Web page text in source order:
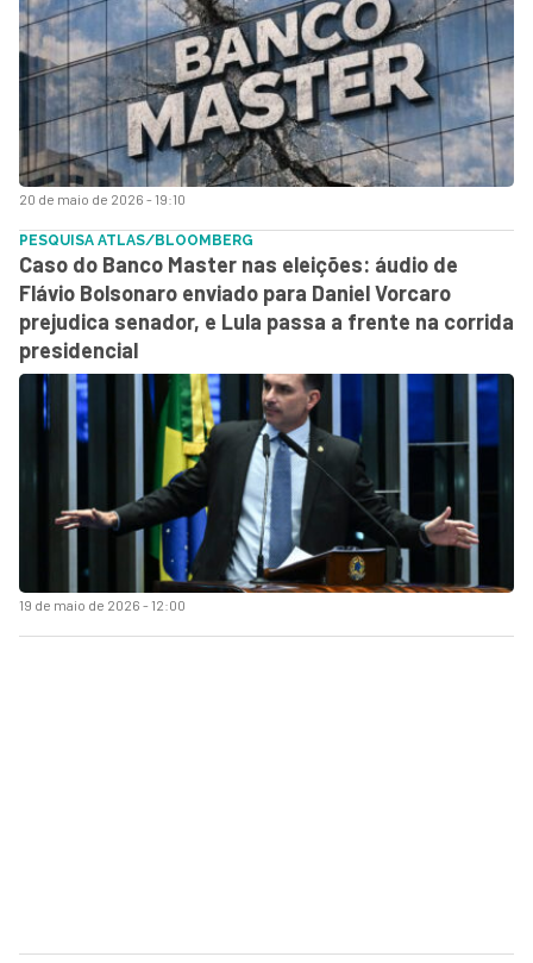
20 de maio de 2026 - 19:10
19 de maio de 2026 - 12:00
PESQUISA ATLAS/BLOOMBERG
Caso do Banco Master nas eleições: áudio de
Flávio Bolsonaro enviado para Daniel Vorcaro
prejudica senador, e Lula passa a frente na corrida
presidencial